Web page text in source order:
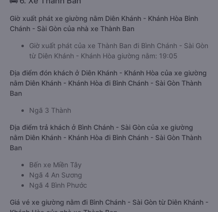
Giờ xuất phát xe giường nằm Diên Khánh - Khánh Hòa Bình
Chánh - Sài Gòn của nhà xe Thành Ban
Giờ xuất phát của xe Thành Ban đi Bình Chánh - Sài Gòn
từ Diên Khánh - Khánh Hòa giường nằm: 19:05
Địa điểm đón khách ở Diên Khánh - Khánh Hòa của xe giường
nằm Diên Khánh - Khánh Hòa đi Bình Chánh - Sài Gòn Thành
Ban
Ngã 3 Thành
Địa điểm trả khách ở Bình Chánh - Sài Gòn của xe giường
nằm Diên Khánh - Khánh Hòa đi Bình Chánh - Sài Gòn Thành
Ban
Bến xe Miền Tây
Ngã 4 An Sương
Ngã 4 Bình Phước
Giá vé xe giường nằm đi Bình Chánh - Sài Gòn từ Diên Khánh -